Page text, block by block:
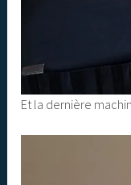
Et la dernière